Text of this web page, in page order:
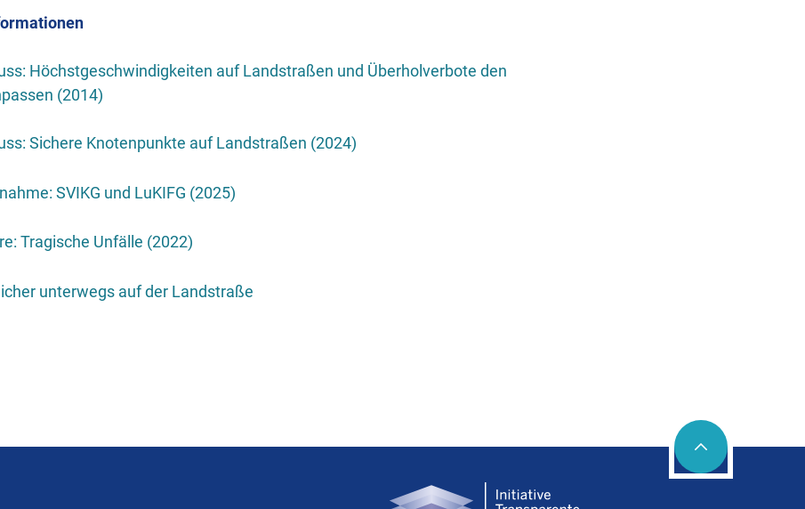
Höchstgeschwindigkeiten auf Landstraßen und Überholverbote den
(2014)
Sichere Knotenpunkte auf Landstraßen (2024)
SVIKG und LuKIFG (2025)
Tragische Unfälle (2022)
unterwegs auf der Landstraße